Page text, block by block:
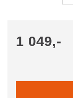
1 049,-